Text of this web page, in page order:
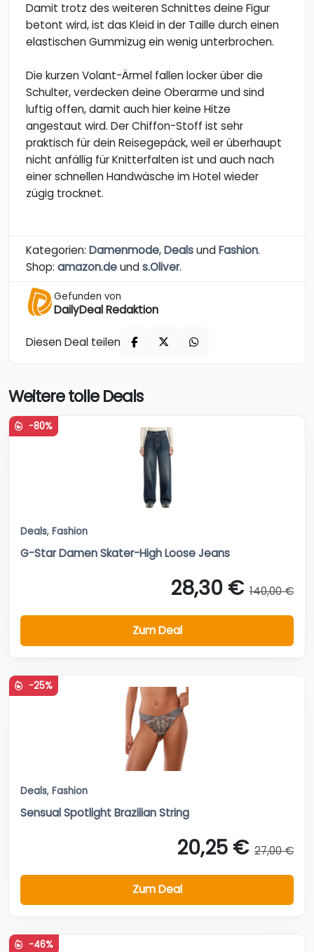
Damit trotz des weiteren Schnittes deine Figur
betont wird, ist das Kleid in der Taille durch einen
elastischen Gummizug ein wenig unterbrochen.
Die kurzen Volant-Ärmel fallen locker über die
Schulter, verdecken deine Oberarme und sind
luftig offen, damit auch hier keine Hitze
angestaut wird. Der Chiffon-Stoff ist sehr
praktisch für dein Reisegepäck, weil er überhaupt
nicht anfällig für Knitterfalten ist und auch nach
einer schnellen Handwäsche im Hotel wieder
zügig trocknet.
Kategorien: Damenmode,DealsundFashion.
Shop: amazon.deunds.Oliver.
Gefunden von
DailyDeal Redaktion
Diesen Deal teilen
Weitere tolle Deals
-80%
Deals, Fashion
G-Star Damen Skater-High Loose Jeans
28,30 € 140,00 €
Zum Deal
-25%
Deals, Fashion
Sensual Spotlight Brazilian String
20,25 € 27,00 €
Zum Deal
-46%